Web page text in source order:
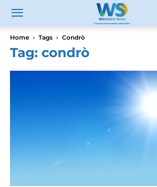
Home Tags Condrò
Tag: condrò